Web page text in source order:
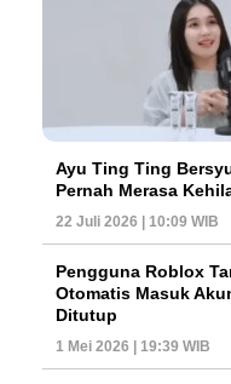
Ayu Ting Ting
Pernah Merasa
22 Juli 2026 | 10:09 WIB
Pengguna Roblox
Otomatis Masuk
Ditutup
1 Mei 2026 | 19:39 WIB